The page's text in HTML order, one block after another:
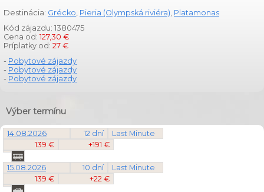
Destinácia: Grécko, Pieria (Olympská riviéra), Platamonas
Kód zájazdu: 1380475
Cena od: 127,30 €
Príplatky od: 27 €
- Pobytové zájazdy
- Pobytové zájazdy
- Pobytové zájazdy
Výber termínu
14.08.2026 12 dní
Last Minute
139 €
+191 €
15.08.2026 10 dní
Last Minute
139 €
+22 €